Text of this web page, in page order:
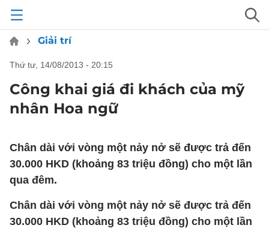
Giải trí
thứ tư, 14/08/2013 - 20:15
Công khai giá đi khách của mỹ
nhân Hoa ngữ
Chân dài với vòng một nảy nở sẽ được trả đến
30.000 HKD (khoảng 83 triệu đồng) cho một lần
qua đêm.
Chân dài với vòng một nảy nở sẽ được trả đến
30.000 HKD (khoảng 83 triệu đồng) cho một lần